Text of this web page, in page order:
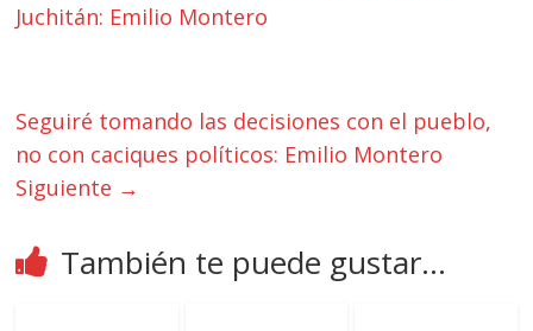
Juchitán: Emilio Montero
Seguiré tomando las decisiones con el pueblo,
no con caciques políticos: Emilio Montero
Siguiente →
También te puede gustar...